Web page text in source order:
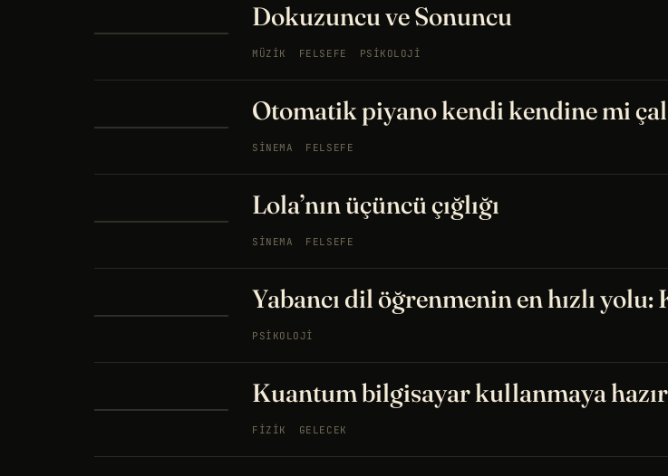
Dokuzuncu ve Sonuncu
MÜZIK FELSEFE PSIKOLOJI
Otomatik piyano kendi kendine mi
SINEMA FELSEFE
Lola’nın üçüncü çığlığı
SINEMA FELSEFE
Yabancı dil öğrenmenin en hızlı
PSIKOLOJI
Kuantum bilgisayar kullanmaya hazır
FIZIK GELECEK